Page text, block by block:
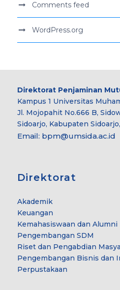
Comments feed
WordPress.org
Direktorat Penjaminan
Kampus 1 Universitas
Jl. Mojopahit No.666 B,
Sidoarjo, Kabupaten
Email: bpm@umsida.ac.id
Direktorat
Akademik
Keuangan
Kemahasiswaan dan Alumni
Pengembangan SDM
Riset dan Pengabdian
Pengembangan Bisnis dan
Perpustakaan